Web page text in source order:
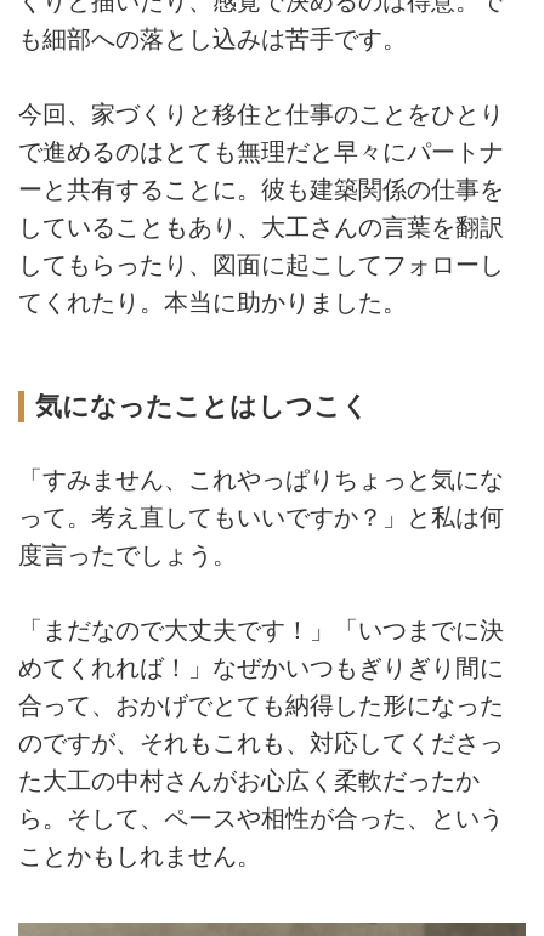
も細部への落とし込みは苦手です。
今回、家づくりと移住と仕事のことをひとり
で進めるのはとても無理だと早々にパートナ
ーと共有することに。彼も建築関係の仕事を
していることもあり、大工さんの言葉を翻訳
してもらったり、図面に起こしてフォローし
てくれたり。本当に助かりました。
気になったことはしつこく
「すみません、これやっぱりちょっと気にな
って。考え直してもいいですか？」と私は何
度言ったでしょう。
「まだなので大丈夫です！」「いつまでに決
めてくれれば！」なぜかいつもぎりぎり間に
合って、おかげでとても納得した形になった
のですが、それもこれも、対応してくださっ
た大工の中村さんがお心広く柔軟だったか
ら。そして、ペースや相性が合った、という
ことかもしれません。